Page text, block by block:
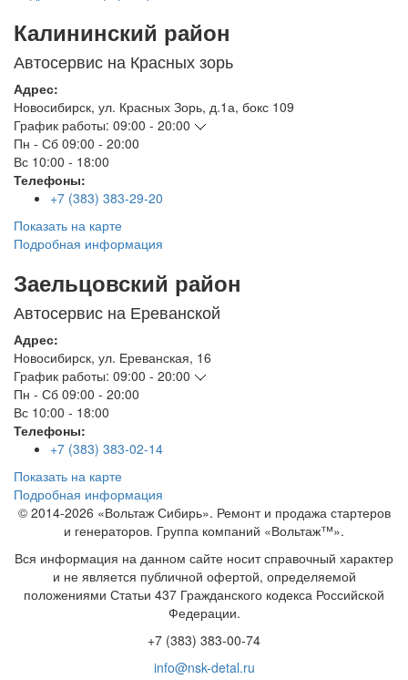
Калининский район
Автосервис на Красных зорь
Адрес:
Новосибирск, ул. Красных Зорь, д.1а, бокс 109
График работы: 09:00 - 20:00
Пн - Сб 09:00 - 20:00
Вс 10:00 - 18:00
Телефоны:
+7 (383) 383-29-20
Показать на карте
Подробная информация
Заельцовский район
Автосервис на Ереванской
Адрес:
Новосибирск, ул. Ереванская, 16
График работы: 09:00 - 20:00
Пн - Сб 09:00 - 20:00
Вс 10:00 - 18:00
Телефоны:
+7 (383) 383-02-14
Показать на карте
Подробная информация
© 2014-2026 «Вольтаж Сибирь». Ремонт и продажа стартеров
и генераторов. Группа компаний «Вольтаж™».
Вся информация на данном сайте носит справочный характер
и не является публичной офертой, определяемой
положениями Статьи 437 Гражданского кодекса Российской
Федерации.
+7 (383) 383-00-74
info@nsk-detal.ru